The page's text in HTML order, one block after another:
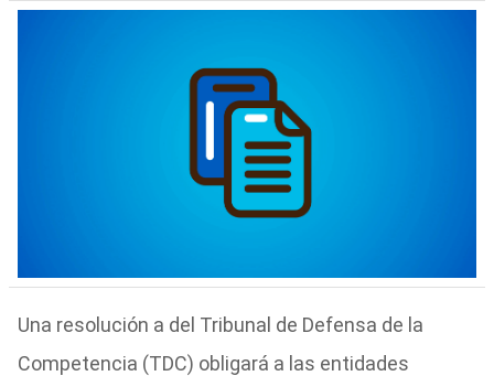
Una resolución a del Tribunal de Defensa de la
Competencia (TDC) obligará a las entidades